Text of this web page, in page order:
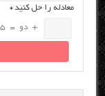
معادله را حل کنید*
+ دو =
5